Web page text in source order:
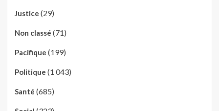
Justice (29)
Non classé (71)
Pacifique (199)
Politique (1 043)
Santé (685)